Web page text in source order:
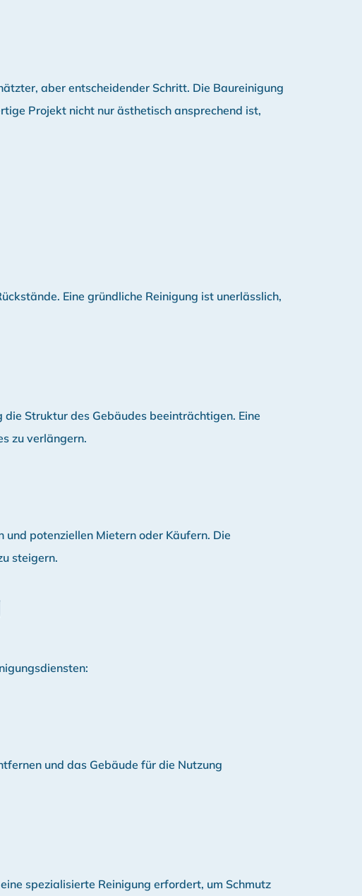
aber entscheidender Schritt. Die Baureinigung
Projekt nicht nur ästhetisch ansprechend ist,
Eine gründliche Reinigung ist unerlässlich,
Struktur des Gebäudes beeinträchtigen. Eine
zu verlängern.
und potenziellen Mietern oder Käufern. Die
steigern.
und das Gebäude für die Nutzung
spezialisierte Reinigung erfordert, um Schmutz